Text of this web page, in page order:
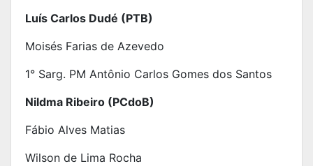
Luís Carlos Dudé (PTB)
Moisés Farias de Azevedo
1° Sarg. PM Antônio Carlos Gomes dos Santos
Nildma Ribeiro (PCdoB)
Fábio Alves Matias
Wilson de Lima Rocha